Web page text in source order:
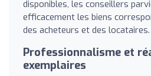
disponibles, les conseillers
efficacement les biens
des acheteurs et des locataires.
Professionnalisme et
exemplaires